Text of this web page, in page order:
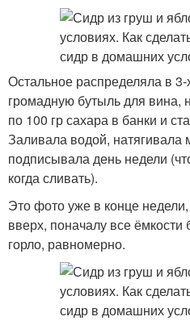
Остальное распределяла в
громадную бутыль для вина,
по 100 гр сахара в банки и
Заливала водой, натягивала
подписывала день недели
когда сливать).
Это фото уже в конце
вверх, поначалу все
горло, равномерно.